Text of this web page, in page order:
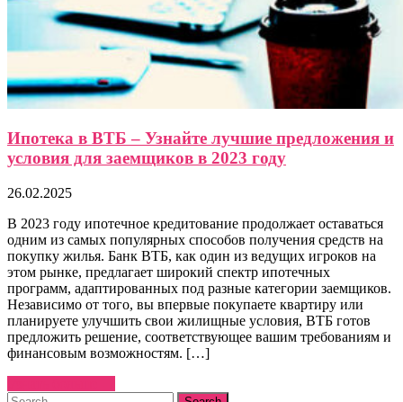
Ипотека в ВТБ – Узнайте лучшие предложения и
условия для заемщиков в 2023 году
26.02.2025
В 2023 году ипотечное кредитование продолжает оставаться
одним из самых популярных способов получения средств на
покупку жилья. Банк ВТБ, как один из ведущих игроков на
этом рынке, предлагает широкий спектр ипотечных
программ, адаптированных под разные категории заемщиков.
Независимо от того, вы впервые покупаете квартиру или
планируете улучшить свои жилищные условия, ВТБ готов
предложить решение, соответствующее вашим требованиям и
финансовым возможностям. […]